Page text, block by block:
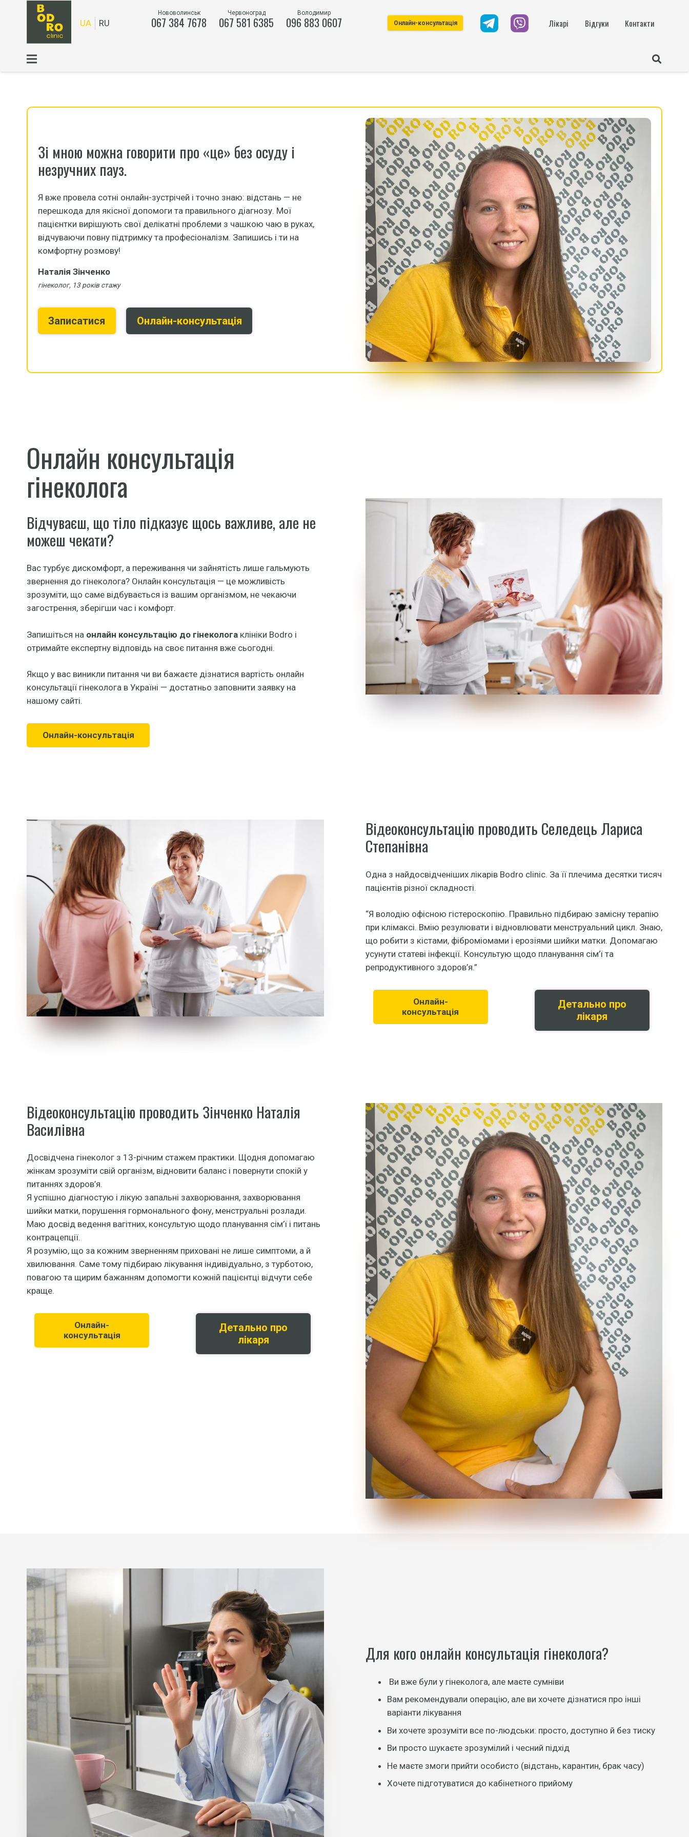
UA RU
Нововолинськ
067 384 7678
Червоноград
067 581 6385
Володимир
096 883 0607 Онлайн-консультація Лікарі Відгуки Контакти
Зі мною можна говорити про «це» без осуду і
незручних пауз.
Я вже провела сотні онлайн-зустрічей і точно знаю: відстань — не
перешкода для якісної допомоги та правильного діагнозу. Мої
пацієнтки вирішують свої делікатні проблеми з чашкою чаю в руках,
відчуваючи повну підтримку та професіоналізм. Запишись і ти на
комфортну розмову!
Наталія Зінченко
гінеколог, 13 років стажу
Записатися Онлайн-консультація
Онлайн консультація
гінеколога
Відчуваєш, що тіло підказує щось важливе, але не
можеш чекати?
Вас турбує дискомфорт, а переживання чи зайнятість лише гальмують
звернення до гінеколога? Онлайн консультація — це можливість
зрозуміти, що саме відбувається із вашим організмом, не чекаючи
загострення, зберігши час і комфорт.
Запишіться на онлайн консультацію до гінеколога клініки Bodro і
отримайте експертну відповідь на своє питання вже сьогодні.
Якщо у вас виникли питання чи ви бажаєте дізнатися вартість онлайн
консультації гінеколога в Україні — достатньо заповнити заявку на
нашому сайті.
Онлайн-консультація
Відеоконсультацію проводить Селедець Лариса
Степанівна
Одна з найдосвідченіших лікарів Bodro clinic. За її плечима десятки тисяч
пацієнтів різної складності.
“Я володію офісною гістероскопію. Правильно підбираю замісну терапію
при клімаксі. Вмію резулювати і відновлювати менструальний цикл. Знаю,
що робити з кістами, фіброміомами і ерозіями шийки матки. Допомагаю
усунути статеві інфекції. Консультую щодо планування сім’ї та
репродуктивного здоров’я.”
Онлайн-
консультація
Детально про
лікаря
Відеоконсультацію проводить Зінченко Наталія
Василівна
Досвідчена гінеколог з 13-річним стажем практики. Щодня допомагаю
жінкам зрозуміти свій організм, відновити баланс і повернути спокій у
питаннях здоров’я.
Я успішно діагностую і лікую запальні захворювання, захворювання
шийки матки, порушення гормонального фону, менструальні розлади.
Маю досвід ведення вагітних, консультую щодо планування сім’ї і питань
контрацепції.
Я розумію, що за кожним зверненням приховані не лише симптоми, а й
хвилювання. Саме тому підбираю лікування індивідуально, з турботою,
повагою та щирим бажанням допомогти кожній пацієнтці відчути себе
краще.
Онлайн-
консультація
Детально про
лікаря
Для кого онлайн консультація гінеколога?
Ви вже були у гінеколога, але маєте сумніви
Вам рекомендували операцію, але ви хочете дізнатися про інші
варіанти лікування
Ви хочете зрозуміти все по-людськи: просто, доступно й без тиску
Ви просто шукаєте зрозумілий і чесний підхід
Не маєте змоги прийти особисто (відстань, карантин, брак часу)
Хочете підготуватися до кабінетного прийому